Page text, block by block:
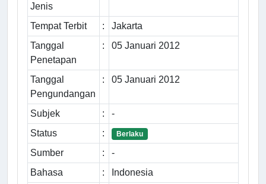
Jenis
Tempat Terbit :
Jakarta
Tanggal
Penetapan
: 05 Januari 2012
Tanggal
Pengundangan
: 05 Januari 2012
Subjek :
-
Status
: Berlaku
Sumber :
-
Bahasa
: Indonesia